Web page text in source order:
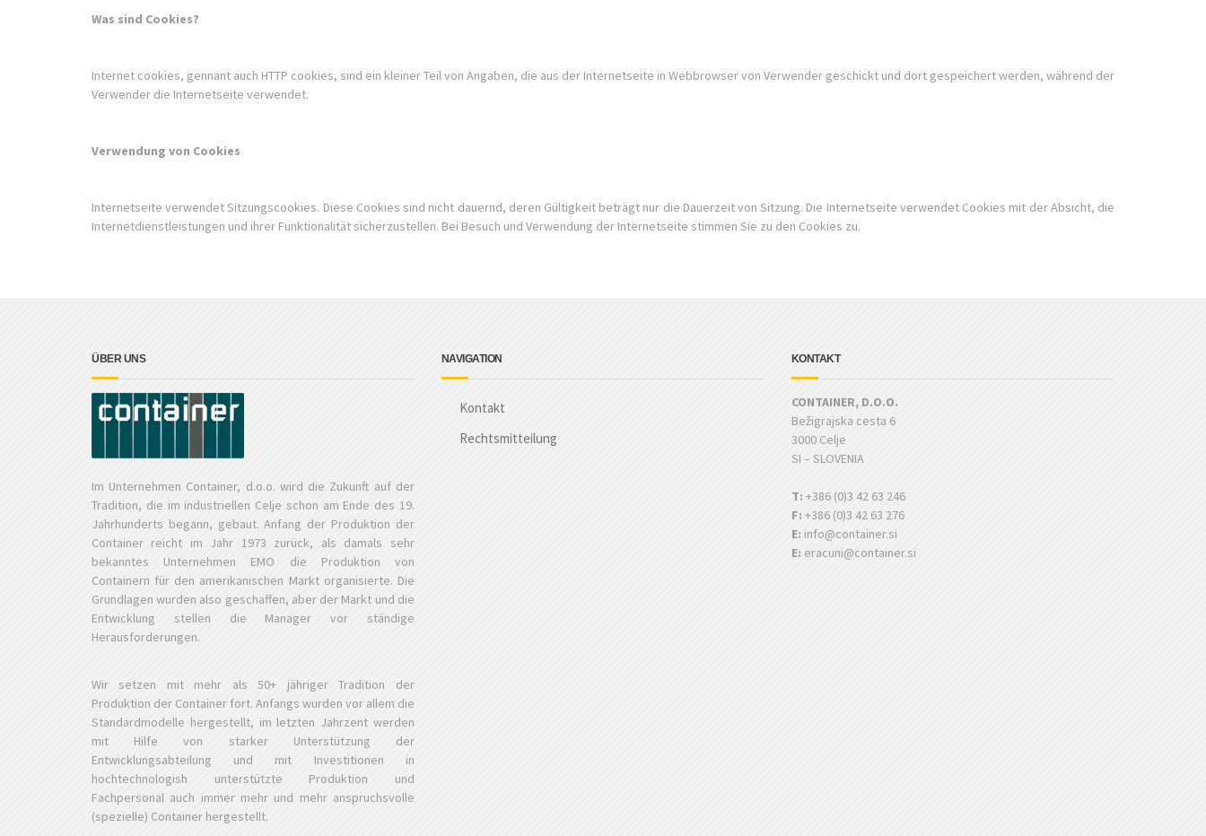
Was sind Cookies?
Internet cookies, gennant auch HTTP cookies, sind ein kleiner Teil von Angaben, die aus der Internetseite in Webbrowser von Verwender geschickt und dort gespeichert werden, während der
Verwender die Internetseite verwendet.
Verwendung von Cookies
Internetseite verwendet Sitzungscookies. Diese Cookies sind nicht dauernd, deren Gültigkeit beträgt nur die Dauerzeit von Sitzung. Die Internetseite verwendet Cookies mit der Absicht, die
Internetdienstleistungen und ihrer Funktionalität sicherzustellen. Bei Besuch und Verwendung der Internetseite stimmen Sie zu den Cookies zu.
ÜBER UNS
Im Unternehmen Container, d.o.o. wird die Zukunft auf der
Tradition, die im industriellen Celje schon am Ende des 19.
Jahrhunderts begann, gebaut. Anfang der Produktion der
Container reicht im Jahr 1973 zurück, als damals sehr
bekanntes Unternehmen EMO die Produktion von
Containern für den amerikanischen Markt organisierte. Die
Grundlagen wurden also geschaffen, aber der Markt und die
Entwicklung stellen die Manager vor ständige
Herausforderungen.
Wir setzen mit mehr als 50+ jähriger Tradition der
Produktion der Container fort. Anfangs wurden vor allem die
Standardmodelle hergestellt, im letzten Jahrzent werden
mit Hilfe von starker Unterstützung der
Entwicklungsabteilung und mit Investitionen in
hochtechnologish unterstützte Produktion und
Fachpersonal auch immer mehr und mehr anspruchsvolle
(spezielle) Container hergestellt.
NAVIGATION
Kontakt
Rechtsmitteilung
KONTAKT
CONTAINER, D.O.O.
Bežigrajska cesta 6
3000 Celje
SI – SLOVENIA
T: +386 (0)3 42 63 246
F: +386 (0)3 42 63 276
E: info@container.si
E: eracuni@container.si